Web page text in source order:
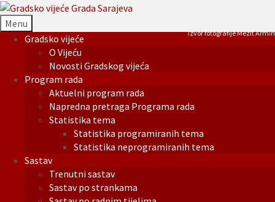
Menu
Gradsko vijeće
O Vijeću
Novosti Gradskog vijeća
Program rada
Aktuelni program rada
Napredna pretraga Programa rada
Statistika tema
Statistika programiranih tema
Statistika neprogramiranih tema
Sastav
Trenutni sastav
Sastav po strankama
Izvor fotografije Mezit Armin